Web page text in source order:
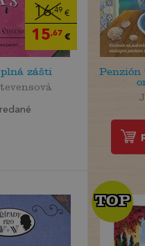
16,49 €
15,67 €
zášti
Penzión
TOP
TOP